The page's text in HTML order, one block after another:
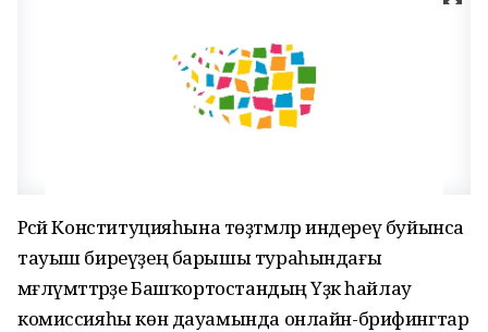
Рәсәй Конституцияһына төҙәтмәләр индереү буйынса
тауыш биреүҙең барышы тураһындағы
мәғлүмәттәрҙе Башҡортостандың Үҙәк һайлау
комиссияһы көн дауамында онлайн-брифингтар